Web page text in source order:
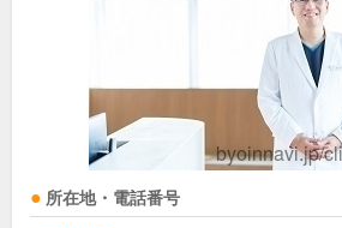
所在地・電話番号